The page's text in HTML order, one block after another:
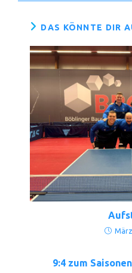
DAS KÖNNTE DIR
9:4 zum